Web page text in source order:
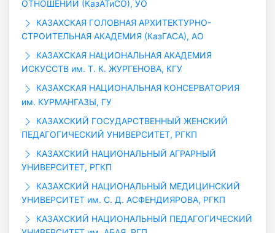
ОТНОШЕНИЙ (КазАТиСО), УО
КАЗАХСКАЯ ГОЛОВНАЯ АРХИТЕКТУРНО-
СТРОИТЕЛЬНАЯ АКАДЕМИЯ (КазГАСА), АО
КАЗАХСКАЯ НАЦИОНАЛЬНАЯ АКАДЕМИЯ
ИСКУССТВ им. Т. К. ЖУРГЕНОВА, КГУ
КАЗАХСКАЯ НАЦИОНАЛЬНАЯ КОНСЕРВАТОРИЯ
им. КУРМАНГАЗЫ, ГУ
КАЗАХСКИЙ ГОСУДАРСТВЕННЫЙ ЖЕНСКИЙ
ПЕДАГОГИЧЕСКИЙ УНИВЕРСИТЕТ, РГКП
КАЗАХСКИЙ НАЦИОНАЛЬНЫЙ АГРАРНЫЙ
УНИВЕРСИТЕТ, РГКП
КАЗАХСКИЙ НАЦИОНАЛЬНЫЙ МЕДИЦИНСКИЙ
УНИВЕРСИТЕТ им. С. Д. АСФЕНДИЯРОВА, РГКП
КАЗАХСКИЙ НАЦИОНАЛЬНЫЙ ПЕДАГОГИЧЕСКИЙ